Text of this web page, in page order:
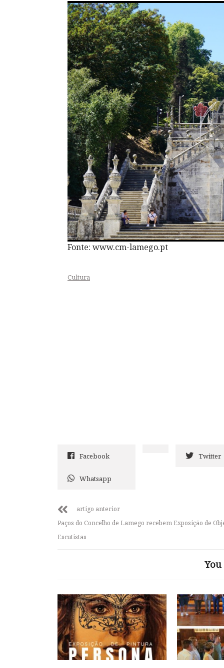
Fonte: www.cm-lamego.pt
Cultura
Facebook Twitter
Whatsapp
artigo anterior
Paços do Concelho de Lamego recebem Exposição de
Escutistas